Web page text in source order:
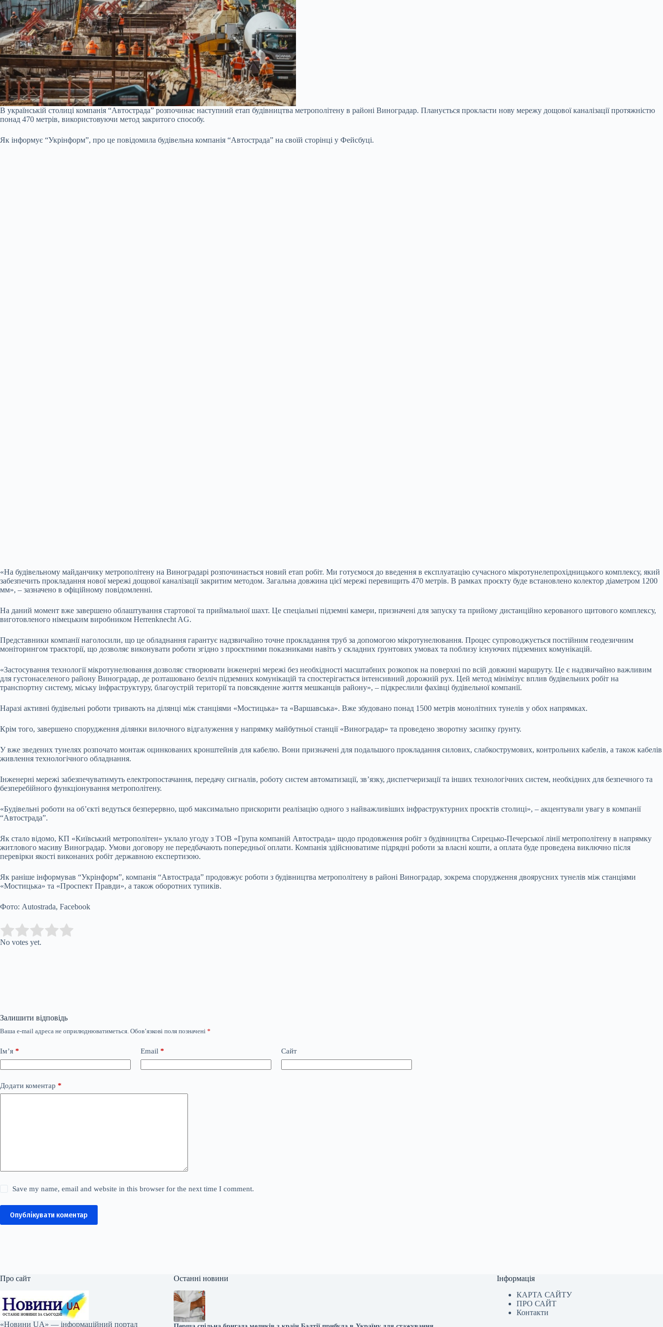
В українській столиці компанія “Автострада” розпочинає наступний етап будівництва метрополітену в районі Виноградар. Планується прокласти нову мережу дощової каналізації протяжністю
понад 470 метрів, використовуючи метод закритого способу.
Як інформує “Укрінформ”, про це повідомила будівельна компанія “Автострада” на своїй сторінці у Фейсбуці.
«На будівельному майданчику метрополітену на Виноградарі розпочинається новий етап робіт. Ми готуємося до введення в експлуатацію сучасного мікротунелепрохідницького комплексу, який
забезпечить прокладання нової мережі дощової каналізації закритим методом. Загальна довжина цієї мережі перевищить 470 метрів. В рамках проєкту буде встановлено колектор діаметром 1200
мм», – зазначено в офіційному повідомленні.
На даний момент вже завершено облаштування стартової та приймальної шахт. Це спеціальні підземні камери, призначені для запуску та прийому дистанційно керованого щитового комплексу,
виготовленого німецьким виробником Herrenknecht AG.
Представники компанії наголосили, що це обладнання гарантує надзвичайно точне прокладання труб за допомогою мікротунелювання. Процес супроводжується постійним геодезичним
моніторингом траєкторії, що дозволяє виконувати роботи згідно з проєктними показниками навіть у складних ґрунтових умовах та поблизу існуючих підземних комунікацій.
«Застосування технології мікротунелювання дозволяє створювати інженерні мережі без необхідності масштабних розкопок на поверхні по всій довжині маршруту. Це є надзвичайно важливим
для густонаселеного району Виноградар, де розташовано безліч підземних комунікацій та спостерігається інтенсивний дорожній рух. Цей метод мінімізує вплив будівельних робіт на
транспортну систему, міську інфраструктуру, благоустрій території та повсякденне життя мешканців району», – підкреслили фахівці будівельної компанії.
Наразі активні будівельні роботи тривають на ділянці між станціями «Мостицька» та «Варшавська». Вже збудовано понад 1500 метрів монолітних тунелів у обох напрямках.
Крім того, завершено спорудження ділянки вилочного відгалуження у напрямку майбутньої станції «Виноградар» та проведено зворотну засипку ґрунту.
У вже зведених тунелях розпочато монтаж оцинкованих кронштейнів для кабелю. Вони призначені для подальшого прокладання силових, слабкострумових, контрольних кабелів, а також кабелів
живлення технологічного обладнання.
Інженерні мережі забезпечуватимуть електропостачання, передачу сигналів, роботу систем автоматизації, зв’язку, диспетчеризації та інших технологічних систем, необхідних для безпечного та
безперебійного функціонування метрополітену.
«Будівельні роботи на об’єкті ведуться безперервно, щоб максимально прискорити реалізацію одного з найважливіших інфраструктурних проєктів столиці», – акцентували увагу в компанії
“Автострада”.
Як стало відомо, КП «Київський метрополітен» уклало угоду з ТОВ «Група компаній Автострада» щодо продовження робіт з будівництва Сирецько-Печерської лінії метрополітену в напрямку
житлового масиву Виноградар. Умови договору не передбачають попередньої оплати. Компанія здійснюватиме підрядні роботи за власні кошти, а оплата буде проведена виключно після
перевірки якості виконаних робіт державною експертизою.
Як раніше інформував “Укрінформ”, компанія “Автострада” продовжує роботи з будівництва метрополітену в районі Виноградар, зокрема спорудження двоярусних тунелів між станціями
«Мостицька» та «Проспект Правди», а також оборотних тупиків.
Фото: Autostrada, Facebook
Rate this item:
No votes yet.
Залишити відповідь
Ваша e-mail адреса не оприлюднюватиметься. Обов’язкові поля позначені *
Ім’я * Email * Сайт
Додати коментар *
Save my name, email and website in this browser for the next time I comment.
Опублікувати коментар
Про сайт
«Новини UA» — інформаційний портал
Останні новини
Інформація
КАРТА САЙТУ
ПРО САЙТ
Контакти